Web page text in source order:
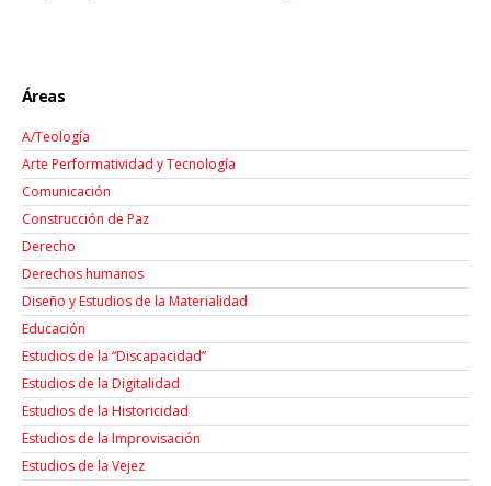
Áreas
A/Teología
Arte Performatividad y Tecnología
Comunicación
Construcción de Paz
Derecho
Derechos humanos
Diseño y Estudios de la Materialidad
Educación
Estudios de la “Discapacidad”
Estudios de la Digitalidad
Estudios de la Historicidad
Estudios de la Improvisación
Estudios de la Vejez